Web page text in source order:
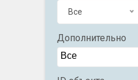
Все
Дополнительно